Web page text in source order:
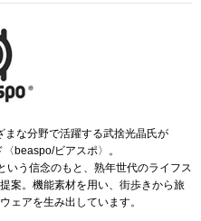
ベルト
まな分野で活躍する武捨光晶氏が
beaspo/ビアスポ〉。
いう信念のもと、熟年世代のライフス
案。機能素材を用い、街歩きから旅
ェアを生み出しています。